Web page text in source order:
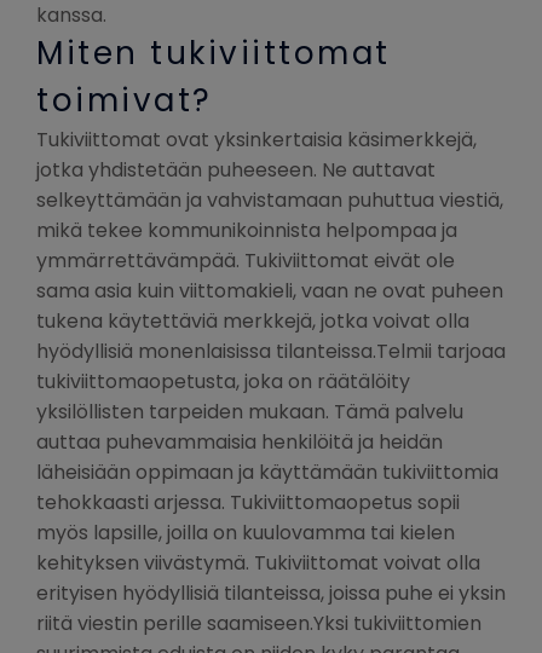
kanssa.
Miten tukiviittomat
toimivat?
Tukiviittomat ovat yksinkertaisia käsimerkkejä,
jotka yhdistetään puheeseen. Ne auttavat
selkeyttämään ja vahvistamaan puhuttua viestiä,
mikä tekee kommunikoinnista helpompaa ja
ymmärrettävämpää. Tukiviittomat eivät ole
sama asia kuin viittomakieli, vaan ne ovat puheen
tukena käytettäviä merkkejä, jotka voivat olla
hyödyllisiä monenlaisissa tilanteissa.Telmii tarjoaa
tukiviittomaopetusta, joka on räätälöity
yksilöllisten tarpeiden mukaan. Tämä palvelu
auttaa puhevammaisia henkilöitä ja heidän
läheisiään oppimaan ja käyttämään tukiviittomia
tehokkaasti arjessa. Tukiviittomaopetus sopii
myös lapsille, joilla on kuulovamma tai kielen
kehityksen viivästymä. Tukiviittomat voivat olla
erityisen hyödyllisiä tilanteissa, joissa puhe ei yksin
riitä viestin perille saamiseen.Yksi tukiviittomien